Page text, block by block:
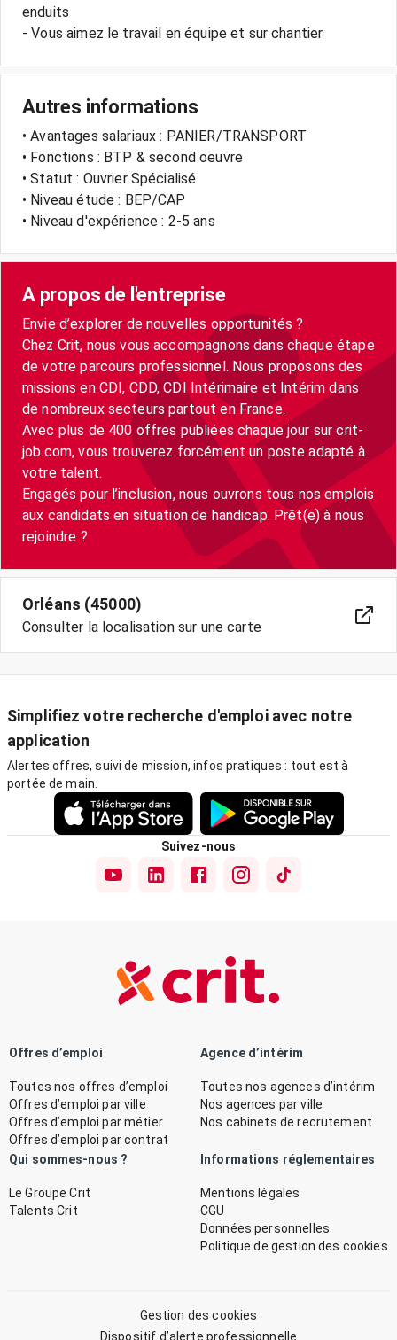
enduits
- Vous aimez le travail en équipe et sur chantier
Autres informations
• Avantages salariaux : PANIER/TRANSPORT
• Fonctions : BTP & second oeuvre
• Statut : Ouvrier Spécialisé
• Niveau étude : BEP/CAP
• Niveau d'expérience : 2-5 ans
A propos de l'entreprise
Envie d’explorer de nouvelles opportunités ?
Chez Crit, nous vous accompagnons dans chaque étape
de votre parcours professionnel. Nous proposons des
missions en CDI, CDD, CDI Intérimaire et Intérim dans
de nombreux secteurs partout en France.
Avec plus de 400 offres publiées chaque jour sur crit-
job.com, vous trouverez forcément un poste adapté à
votre talent.
Engagés pour l’inclusion, nous ouvrons tous nos emplois
aux candidats en situation de handicap. Prêt(e) à nous
Orléans (45000)
Consulter la localisation sur une carte
Simplifiez votre recherche d'emploi avec notre
application
Alertes offres, suivi de mission, infos pratiques : tout est à
portée de main.
Suivez-nous
Offres d’emploi
Toutes nos offres d’emploi
Offres d’emploi par ville
Offres d’emploi par métier
Offres d’emploi par contrat
Agence d’intérim
Toutes nos agences d’intérim
Nos agences par ville
Nos cabinets de recrutement
Qui sommes-nous ?
Le Groupe Crit
Talents Crit
Informations réglementaires
Mentions légales
CGU
Données personnelles
Politique de gestion des cookies
Gestion des cookies
Dispositif d’alerte professionnelle